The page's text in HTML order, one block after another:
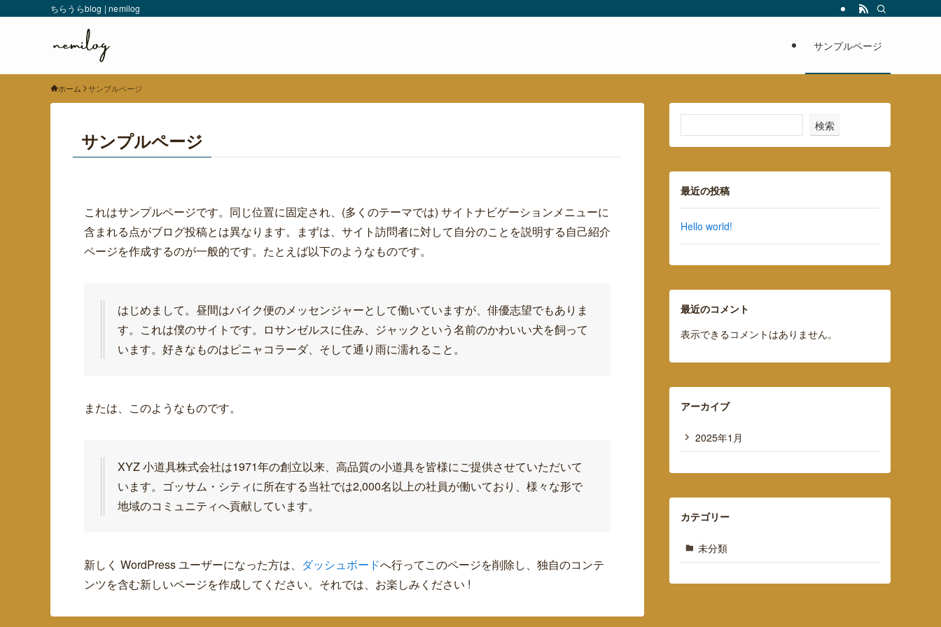
ちらうらblog | nemilog
サンプルページ
ホーム サンプルページ
サンプルページ
これはサンプルページです。同じ位置に固定され、(多くのテーマでは) サイトナビゲーションメニューに
含まれる点がブログ投稿とは異なります。まずは、サイト訪問者に対して自分のことを説明する自己紹介
ページを作成するのが一般的です。たとえば以下のようなものです。
はじめまして。昼間はバイク便のメッセンジャーとして働いていますが、俳優志望でもありま
す。これは僕のサイトです。ロサンゼルスに住み、ジャックという名前のかわいい犬を飼って
います。好きなものはピニャコラーダ、そして通り雨に濡れること。
または、このようなものです。
XYZ 小道具株式会社は1971年の創立以来、高品質の小道具を皆様にご提供させていただいて
います。ゴッサム・シティに所在する当社では2,000名以上の社員が働いており、様々な形で
地域のコミュニティへ貢献しています。
新しく WordPress ユーザーになった方は、 ダッシュボードへ行ってこのページを削除し、独自のコンテ
ンツを含む新しいページを作成してください。それでは、お楽しみください !
検索
最近の投稿
Hello world!
最近のコメント
表示できるコメントはありません。
アーカイブ
2025年1月
カテゴリー
未分類